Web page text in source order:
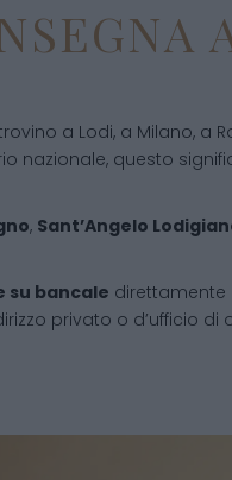
a Lodi, a Milano, a
nazionale, questo
, Sant’Angelo
su bancale direttamente
privato o d’ufficio